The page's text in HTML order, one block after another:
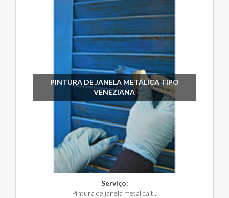
PINTURA DE JANELA METÁLICA TIPO
VENEZIANA
Serviço:
Pintura de janela metálica t...